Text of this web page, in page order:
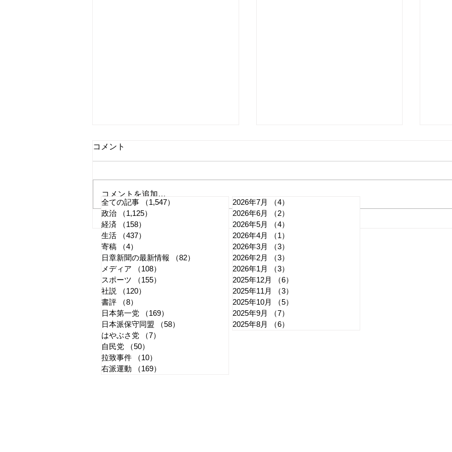
国旗損壊罪はどう運用される
か
れいわ・山本太郎が代表辞
任 日本第一党・桜井誠と似
たような引退劇
コメント
コメントを追加…
全ての記事
（1,547）
政治
（1,125）
経済
（158）
生活
（437）
寄稿
（4）
日章新聞の最新情報
（82）
82件の記事
メディア
（108）
スポーツ
（155）
社説
（120）
書評
（8）
日本第一党
（169）
日本派保守同盟
（58）
はやぶさ党
（7）
自民党
（50）
拉致事件
（10）
右派運動
（169）
2026年7月 （4）
2026年6月
（2）
2026年5月
（4）
2026年4月
（1）
2026年3月
（3）
2026年2月
（3）
2026年1月
（3）
2025年12月
（6）
2025年11月
（3）
2025年10月
（5）
2025年9月
（7）
2025年8月
（6）